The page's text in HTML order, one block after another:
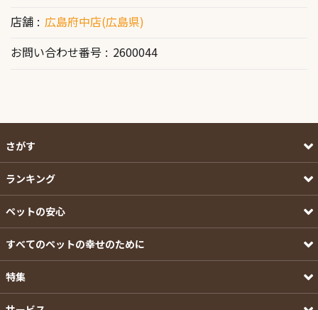
店舗
広島府中店(広島県)
お問い合わせ番号
2600044
さがす
ランキング
ペットの安心
すべてのペットの幸せのために
特集